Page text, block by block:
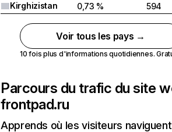
Kirghizistan
0,73 % 594
Voir tous les pays →
10 fois plus d'informations quotidiennes.
Parcours du trafic du site
frontpad.ru
Apprends où les visiteurs naviguent